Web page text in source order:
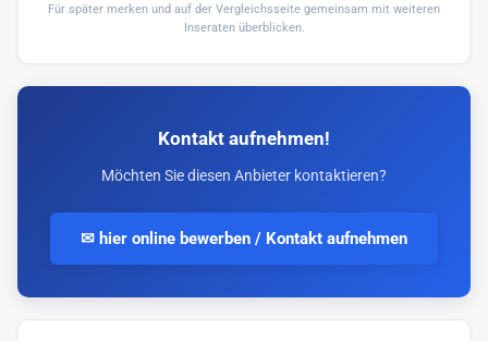
Für später merken und auf der Vergleichsseite gemeinsam mit weiteren
Inseraten überblicken.
Kontakt aufnehmen!
Möchten Sie diesen Anbieter kontaktieren?
✉ hier online bewerben / Kontakt aufnehmen